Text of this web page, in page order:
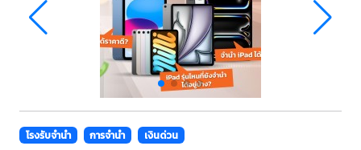
โรงรับจำนำ การจำนำ เงินด่วน